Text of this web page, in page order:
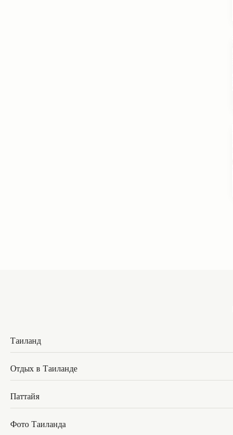
Таиланд
Отдых в Таиланде
Паттайя
Фото Таиланда